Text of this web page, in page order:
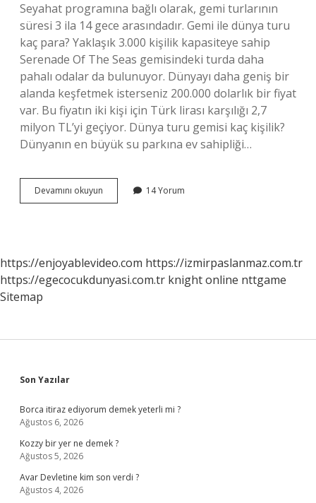
Seyahat programına bağlı olarak, gemi turlarının
süresi 3 ila 14 gece arasındadır. Gemi ile dünya turu
kaç para? Yaklaşık 3.000 kişilik kapasiteye sahip
Serenade Of The Seas gemisindeki turda daha
pahalı odalar da bulunuyor. Dünyayı daha geniş bir
alanda keşfetmek isterseniz 200.000 dolarlık bir fiyat
var. Bu fiyatın iki kişi için Türk lirası karşılığı 2,7
milyon TL’yi geçiyor. Dünya turu gemisi kaç kişilik?
Dünyanın en büyük su parkına ev sahipliği…
Devamını okuyun
Ile
14 Yorum
https://enjoyablevideo.com https://izmirpaslanmaz.com.tr
https://egecocukdunyasi.com.tr knight online nttgame
Sitemap
Sidebar
Son Yazılar
Borca itiraz ediyorum demek yeterli mi ?
Ağustos 6, 2026
Kozzy bir yer ne demek ?
Ağustos 5, 2026
Avar Devletine kim son verdi ?
Ağustos 4, 2026